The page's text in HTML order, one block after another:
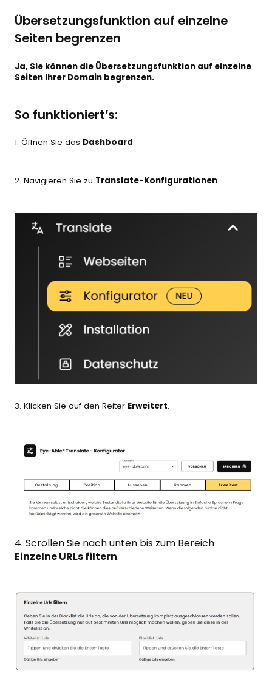
Übersetzungsfunktion auf einzelne
Seiten begrenzen
Ja, Sie können die Übersetzungsfunktion auf einzelne
Seiten Ihrer Domain begrenzen.
So funktioniert’s:
1. Öffnen Sie das Dashboard.
2. Navigieren Sie zu Translate-Konfigurationen.
3. Klicken Sie auf den Reiter Erweitert.
4. Scrollen Sie nach unten bis zum Bereich
Einzelne URLs filtern.